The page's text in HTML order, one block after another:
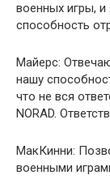
военных игры, и
способность
Майерс:
нашу
что не вся
NORAD.
МакКинни:
военными